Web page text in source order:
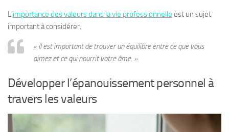
L’importance des valeurs dans la vie professionnelle est un sujet
important à considérer.
« Il est important de trouver un équilibre entre ce que vous
aimez et ce qui nourrit votre âme. »
Développer l’épanouissement personnel à
travers les valeurs